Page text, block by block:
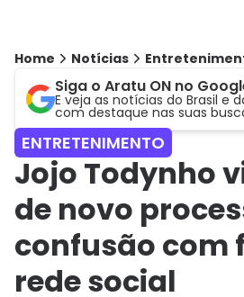
Home Notícias
Siga o Aratu ON no
E veja as notícias do Brasil e
com destaque nas suas
ENTRETENIMENTO
Jojo Todynho
de novo
confusão com
rede social